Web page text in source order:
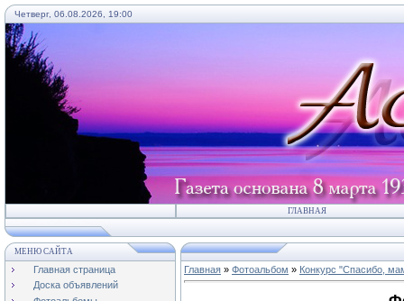
Четверг, 06.08.2026, 19:00
ГЛАВНАЯ
МЕНЮ САЙТА
Главная страница
Доска объявлений
Главная » Фотоальбом » Конкурс "Спасибо,